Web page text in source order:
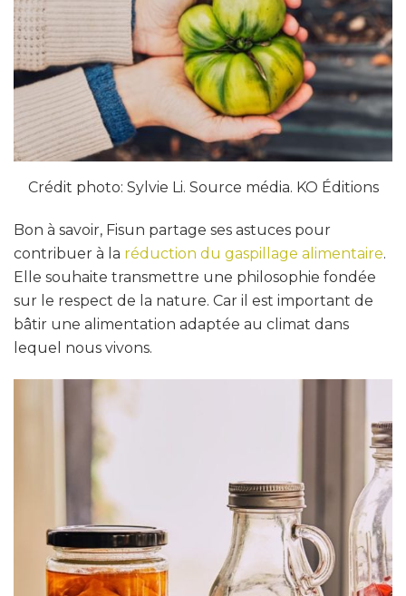
Crédit photo: Sylvie Li. Source média. KO Éditions
Bon à savoir, Fisun partage ses astuces pour
contribuer à la réduction du gaspillage alimentaire.
Elle souhaite transmettre une philosophie fondée
sur le respect de la nature. Car il est important de
bâtir une alimentation adaptée au climat dans
lequel nous vivons.